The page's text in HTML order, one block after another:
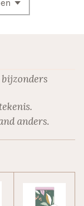
anders.